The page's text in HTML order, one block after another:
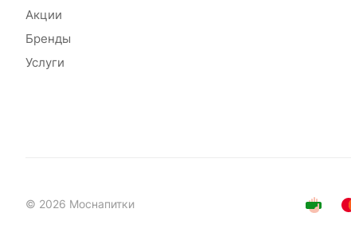
Акции
Бренды
Услуги
© 2026 Моснапитки